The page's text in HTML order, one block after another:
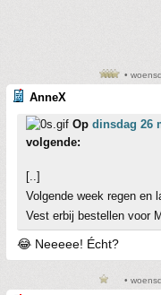
•
AnneX
Op dinsdag 26
volgende:
[..]
Volgende week regen en
Vest erbij bestellen voor
😂 Neeeee! Écht?
•